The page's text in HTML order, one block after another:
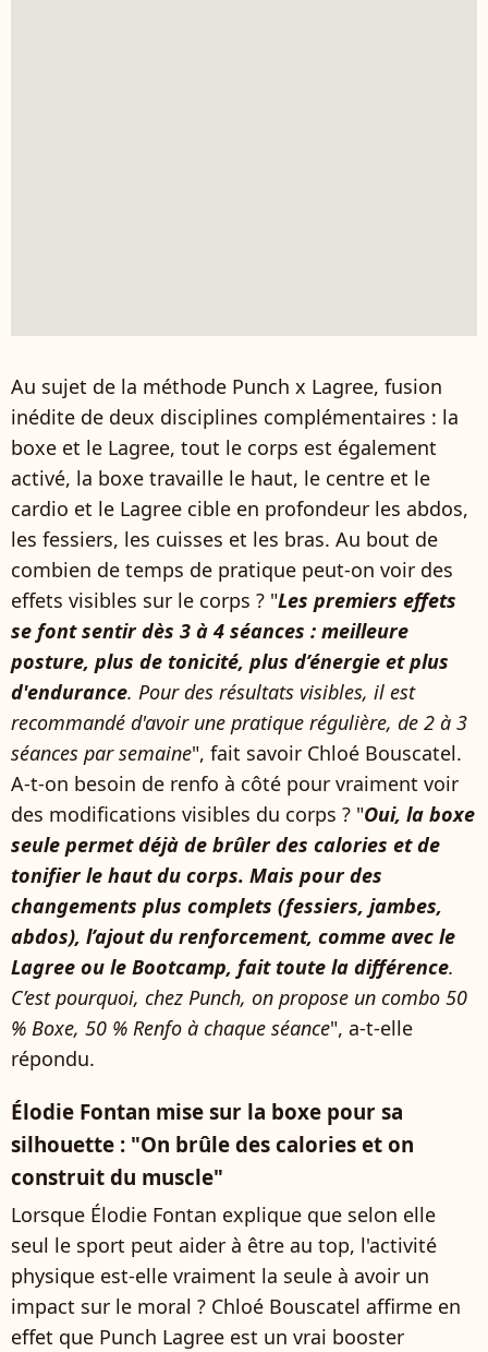
Au sujet de la méthode Punch x Lagree, fusion
inédite de deux disciplines complémentaires : la
boxe et le Lagree, tout le corps est également
activé, la boxe travaille le haut, le centre et le
cardio et le Lagree cible en profondeur les abdos,
les fessiers, les cuisses et les bras. Au bout de
combien de temps de pratique peut-on voir des
effets visibles sur le corps ? "Les premiers effets
se font sentir dès 3 à 4 séances : meilleure
posture, plus de tonicité, plus d’énergie et plus
d'endurance. Pour des résultats visibles, il est
recommandé d'avoir une pratique régulière, de 2 à 3
séances par semaine", fait savoir Chloé Bouscatel.
A-t-on besoin de renfo à côté pour vraiment voir
des modifications visibles du corps ? "Oui, la boxe
seule permet déjà de brûler des calories et de
tonifier le haut du corps. Mais pour des
changements plus complets (fessiers, jambes,
abdos), l’ajout du renforcement, comme avec le
Lagree ou le Bootcamp, fait toute la différence.
C’est pourquoi, chez Punch, on propose un combo 50
% Boxe, 50 % Renfo à chaque séance", a-t-elle
répondu.
Élodie Fontan mise sur la boxe pour sa
silhouette : "On brûle des calories et on
construit du muscle"
Lorsque Élodie Fontan explique que selon elle
seul le sport peut aider à être au top, l'activité
physique est-elle vraiment la seule à avoir un
impact sur le moral ? Chloé Bouscatel affirme en
effet que Punch Lagree est un vrai booster